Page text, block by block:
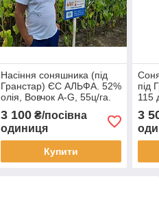
Насіння соняшника (під
Гранстар) ЄС АЛЬФА. 52%
олія, Вовчок A-G, 55ц/га.
3 100₴/посівна
одиниця
Купити
під
115
3